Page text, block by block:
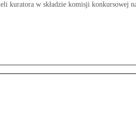
kuratora w składzie komisji konkursowej